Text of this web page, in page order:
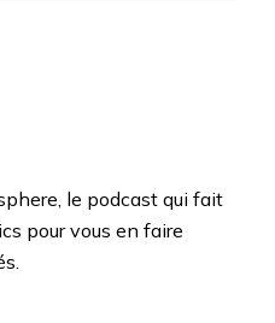
le podcast qui fait
pour vous en faire